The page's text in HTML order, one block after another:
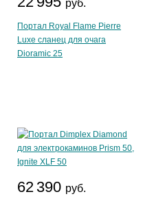
руб.
Портал Royal Flame Pierre
Luxe сланец для очага
Dioramic 25
62 390 руб.